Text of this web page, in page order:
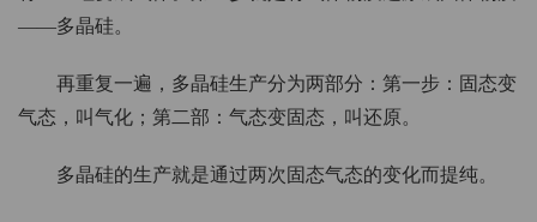
——多晶硅。
再重复一遍，多晶硅生产分为两部分：第一步：固态变
气态，叫气化；第二部：气态变固态，叫还原。
多晶硅的生产就是通过两次固态气态的变化而提纯。